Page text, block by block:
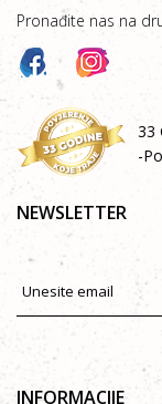
Pronađite nas na
33
-
NEWSLETTER
INFORMACIJE